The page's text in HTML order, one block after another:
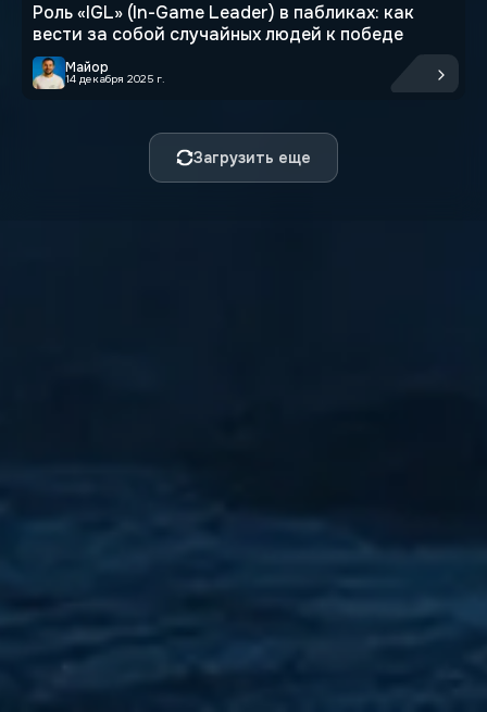
Майор
14 декабря 2025 г.
Роль «IGL» (In-Game Leader) в пабликах: как
вести за собой случайных людей к победе
Загрузить еще